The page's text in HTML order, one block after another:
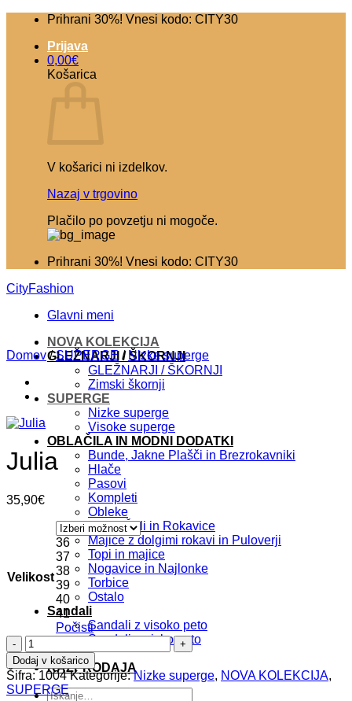
Skoči
vsebino
Prihrani 30%! Vnesi kodo: CITY30
Prijava
0,00€
Košarica
V košarici ni izdelkov.
Nazaj v trgovino
Plačilo po povzetju ni mogoče.
Prihrani 30%! Vnesi kodo: CITY30
CityFashion
Glavni meni
NOVA KOLEKCIJA
GLEŽNARJI / ŠKORNJI
GLEŽNARJI / ŠKORNJI
Zimski škornji
SUPERGE
Nizke superge
Visoke superge
OBLAČILA IN MODNI DODATKI
Bunde, Jakne Plašči in Brezrokavniki
Hlače
Pasovi
Kompleti
Obleke
Kape, Šali in Rokavice
Majice z dolgimi rokavi in Puloverji
Topi in majice
Nogavice in Najlonke
Torbice
Ostalo
Sandali
Sandali z visoko peto
Sandali z nizko peto
Ostalo
RAZPRODAJA
Išči:
Domov / SUPERGE / Nizke superge
Julia
35,90€
Velikost
36
37
38
39
40
41
Počisti
Julia
količina
Dodaj v košarico
Šifra: 1004 Kategorije:Nizke superge, NOVA KOLEKCIJA,
SUPERGE